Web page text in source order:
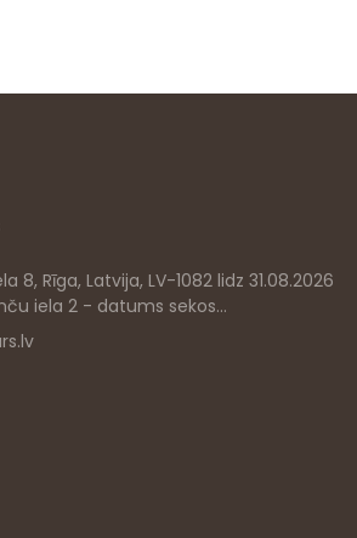
8, Rīga, Latvija, LV-1082 lidz 31.08.2026
iela 2 - datums sekos...